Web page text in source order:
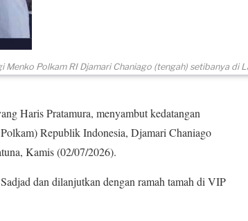
Polkam RI Djamari Chaniago (tengah) setibanya di
Haris Pratamura, menyambut kedatangan
Republik Indonesia, Djamari Chaniago
Kamis (02/07/2026).
dan dilanjutkan dengan ramah tamah di VIP